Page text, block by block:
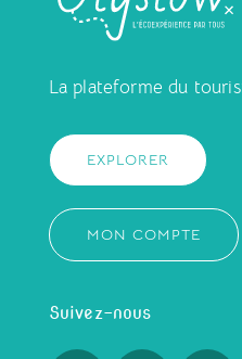
La plateforme du
EXPLORER
MON COMPTE
Suivez-nous